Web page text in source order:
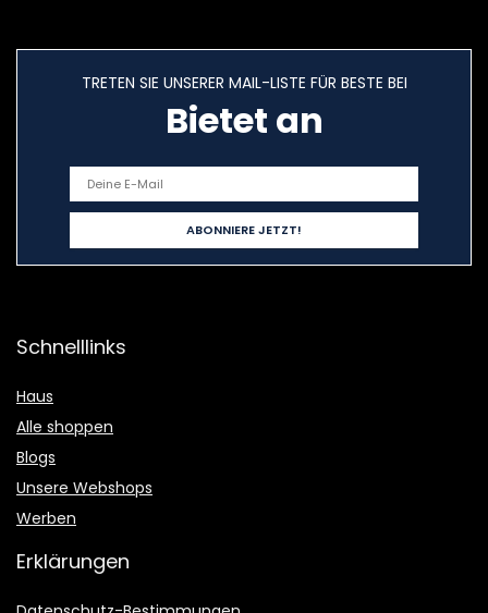
TRETEN SIE UNSERER MAIL-LISTE FÜR BESTE BEI
Bietet an
Schnelllinks
Haus
Alle shoppen
Blogs
Unsere Webshops
Werben
Erklärungen